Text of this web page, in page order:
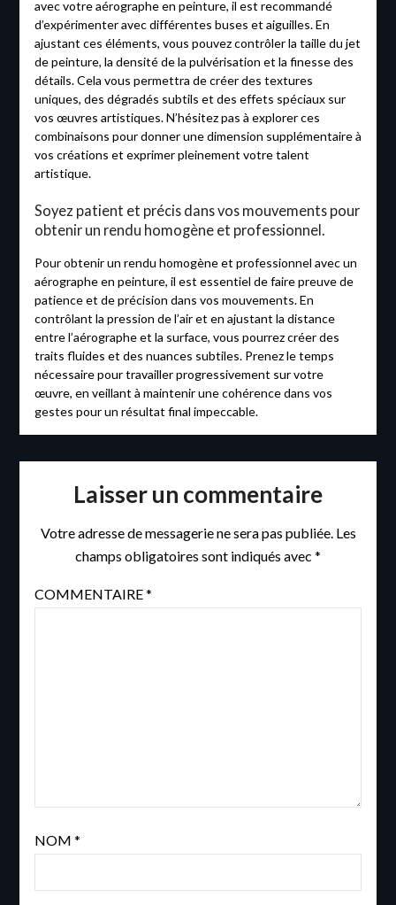
avec votre aérographe en peinture, il est recommandé
d’expérimenter avec différentes buses et aiguilles. En
ajustant ces éléments, vous pouvez contrôler la taille du jet
de peinture, la densité de la pulvérisation et la finesse des
détails. Cela vous permettra de créer des textures
uniques, des dégradés subtils et des effets spéciaux sur
vos œuvres artistiques. N’hésitez pas à explorer ces
combinaisons pour donner une dimension supplémentaire à
vos créations et exprimer pleinement votre talent
artistique.
Soyez patient et précis dans vos mouvements pour
obtenir un rendu homogène et professionnel.
Pour obtenir un rendu homogène et professionnel avec un
aérographe en peinture, il est essentiel de faire preuve de
patience et de précision dans vos mouvements. En
contrôlant la pression de l’air et en ajustant la distance
entre l’aérographe et la surface, vous pourrez créer des
traits fluides et des nuances subtiles. Prenez le temps
nécessaire pour travailler progressivement sur votre
œuvre, en veillant à maintenir une cohérence dans vos
gestes pour un résultat final impeccable.
Laisser un commentaire
Votre adresse de messagerie ne sera pas publiée. Les
champs obligatoires sont indiqués avec *
COMMENTAIRE*
NOM *